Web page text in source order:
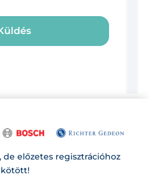
de előzetes regisztrációhoz
kötött!